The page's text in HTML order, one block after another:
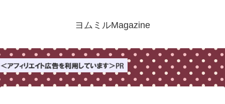
ヨムミルMagazine